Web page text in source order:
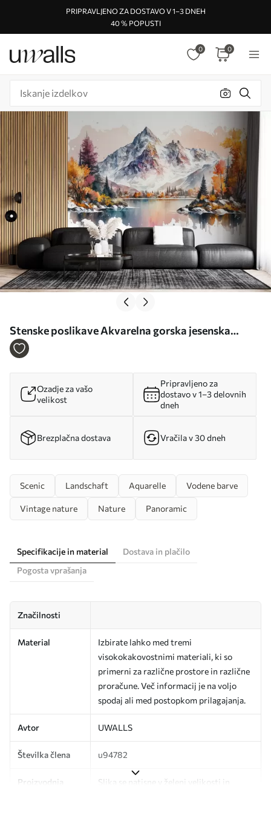
PRIPRAVLJENO ZA DOSTAVO V 1–3 DNEH
40 % POPUSTI
0 0
Stenske poslikave Akvarelna gorska jesenska
pokrajina s snegom na vrhovih Št. u94782
Ozadje za vašo
velikost
Pripravljeno za
dostavo v 1–3 delovnih
dneh
Brezplačna dostava Vračila v 30 dneh
Scenic Landschaft Aquarelle Vodene barve
Vintage nature Nature Panoramic
Specifikacije in material
Dostava in plačilo
Pogosta vprašanja
Značilnosti
Material
Izbirate lahko med tremi
visokokakovostnimi materiali, ki so
primerni za različne prostore in različne
proračune. Več informacij je na voljo
spodaj ali med postopkom prilagajanja.
Avtor UWALLS
Številka člena u94782
Proizvodnja
Slika se natisne v želeni velikosti in